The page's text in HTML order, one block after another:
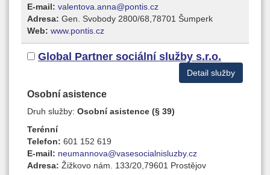
E-mail: valentova.anna@pontis.cz
Adresa: Gen. Svobody 2800/68,78701 Šumperk
Web: www.pontis.cz
Global Partner sociální služby s.r.o.
Detail služby
Osobní asistence
Druh služby: Osobní asistence (§ 39)
Terénní
Telefon: 601 152 619
E-mail: neumannova@vasesocialnisluzby.cz
Adresa: Žižkovo nám. 133/20,79601 Prostějov